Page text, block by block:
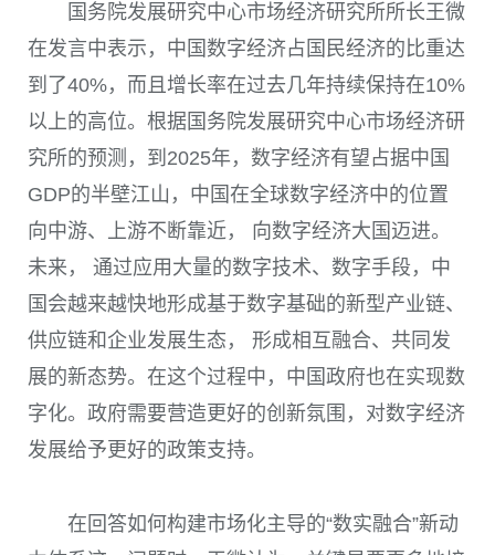
国务院发展研究中心市场经济研究所所长王微
在发言中表示，中国数字经济占国民经济的比重达
到了40%，而且增长率在过去几年持续保持在10%
以上的高位。根据国务院发展研究中心市场经济研
究所的预测，到 2025年，数字经济有望占据中国
GDP的半壁江山，中国在全球数字经济中的位置
向中游、上游不断靠近， 向数字经济大国迈进。
未来， 通过应用大量的数字技术、数字手段，中
国会越来越快地形成基于数字基础的新型产业链、
供应链和企业发展生态， 形成相互融合、共同发
展的新态势。在这个过程中，中国政府也在实现数
字化。政府需要营造更好的创新氛围，对数字经济
发展给予更好的政策支持。
在回答如何构建市场化主导的“数实融合”新动